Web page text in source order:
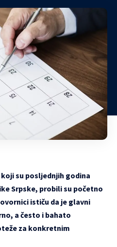
su posljednjih godina
Srpske, probili su početno
ističu da je glavni
a često i bahato
za konkretnim